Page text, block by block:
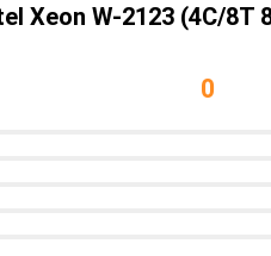
Xeon W-2123 (4C/8T
0